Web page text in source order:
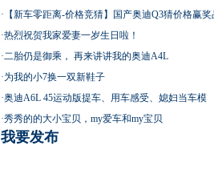
· 【新车零距离-价格竞猜】国产奥迪Q3猜价格赢奖
·热烈祝贺我家爱妻一岁生日啦！
·二胎仍是御乘， 再来讲讲我的奥迪A4L
·为我的小7换一双新鞋子
·奥迪A6L 45运动版提车、用车感受、媳妇当车模
·秀秀的的大小宝贝，my爱车和my宝贝
我要发布